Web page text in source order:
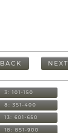
BACK NEXT
3: 101-150
8: 351-400
13: 601-650
18: 851-900